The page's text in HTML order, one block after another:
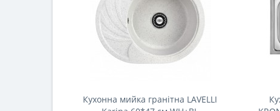
Кухонна мийка гранітна LAVELLI